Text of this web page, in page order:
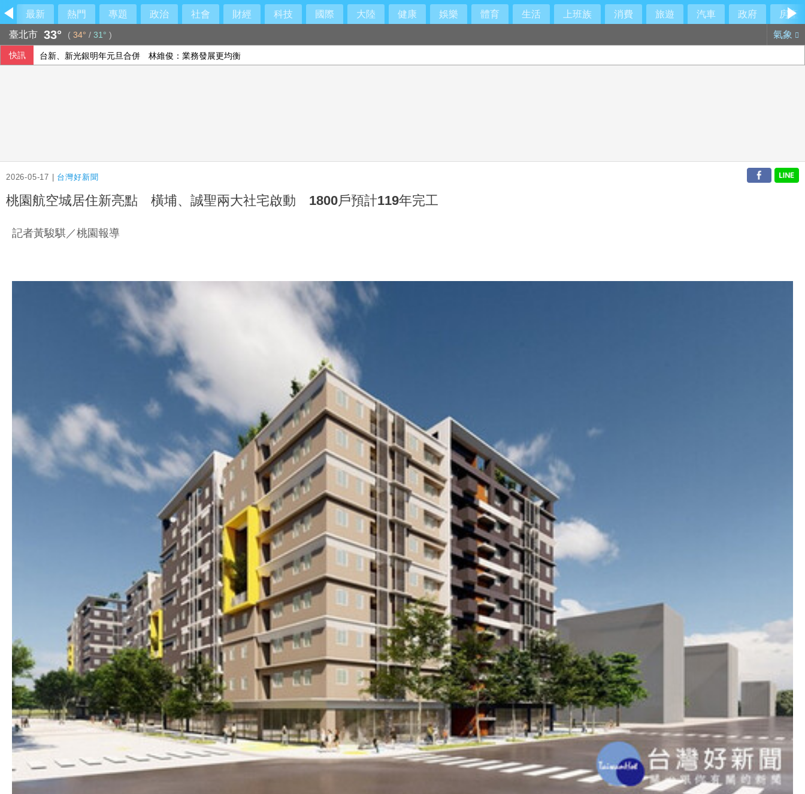
最新 熱門 專題 政治 社會 財經 科技 國際 大陸 健康 娛樂 體育 生活 上班族 消費 旅遊 汽車 政府
房產
臺北市 33° ( 34° / 31° ) 氣象
快訊 AI晶片競賽白熱化 超微收購加拿大新創公司
2026-05-17 | 台灣好新聞
桃園航空城居住新亮點 橫埔、誠聖兩大社宅啟動 1800戶預計119年完工
記者黃駿騏／桃園報導